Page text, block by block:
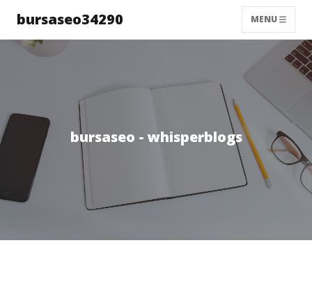
bursaseo34290 MENU
bursaseo - whisperblogs